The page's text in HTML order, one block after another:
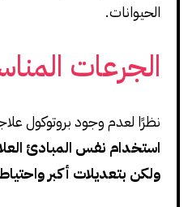
الحيوانات.
الجرعات
نظرًا لعدم وجود بروتوكول
استخدام نفس المبادئ
ولكن بتعديلات أكبر